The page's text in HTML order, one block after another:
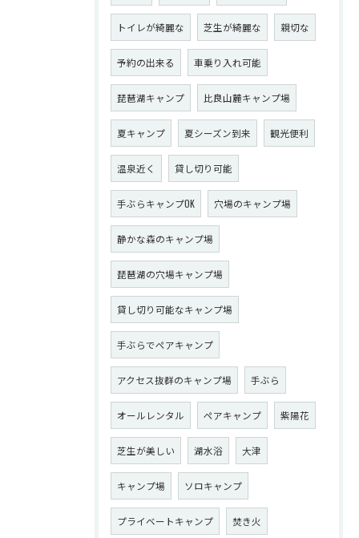
トイレが綺麗な 芝生が綺麗な 親切な
予約の出来る 車乗り入れ可能
琵琶湖キャンプ 比良山麓キャンプ場
夏キャンプ 夏シーズン到来 観光便利
温泉近く 貸し切り可能
手ぶらキャンプOK 穴場のキャンプ場
静かな森のキャンプ場
琵琶湖の穴場キャンプ場
貸し切り可能なキャンプ場
手ぶらでペアキャンプ
アクセス抜群のキャンプ場 手ぶら
オールレンタル ペアキャンプ 紫陽花
芝生が美しい 湖水浴 大津
キャンプ場 ソロキャンプ
プライベートキャンプ 焚き火